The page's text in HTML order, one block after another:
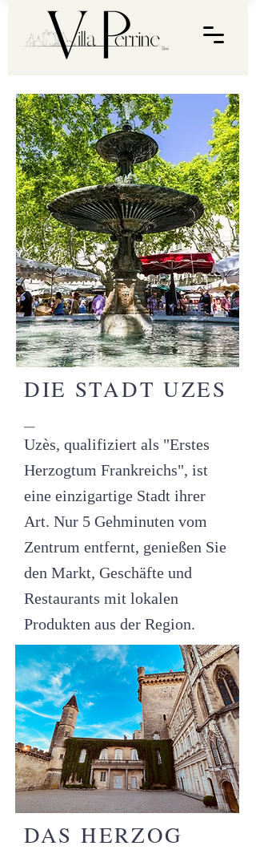
DIE STADT UZES
Uzès, qualifiziert als "Erstes
Herzogtum Frankreichs", ist
eine einzigartige Stadt ihrer
Art. Nur 5 Gehminuten vom
Zentrum entfernt, genießen Sie
den Markt, Geschäfte und
Restaurants mit lokalen
Produkten aus der Region.
DAS HERZOG